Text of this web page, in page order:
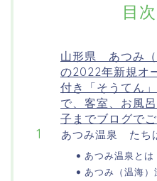
目次
山形県 あつみ
の2022年新規オ
付き「そうてん
で、客室、お風
子までブログで
あつみ温泉 たち
あつみ温泉とは
あつみ（温海